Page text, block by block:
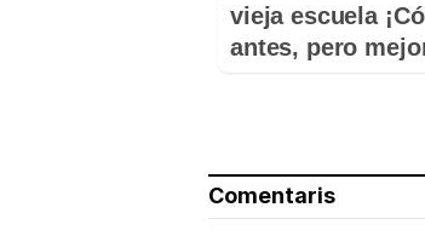
vieja escuela
antes, pero
Comentaris